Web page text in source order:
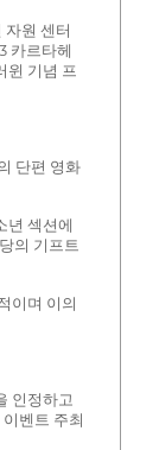
자원 센터
카르타헤
윈 기념 프
단편 영화
년 섹션에
의 기프트
이며 이의
인정하고
벤트 주최